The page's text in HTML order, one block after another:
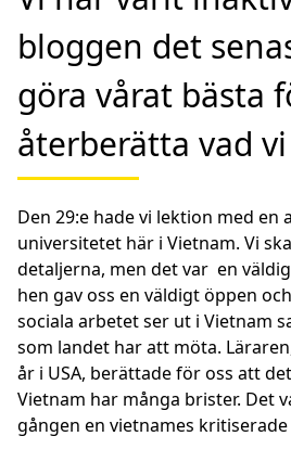
bloggen det
göra vårat bästa
återberätta vad
Den 29:e hade vi lektion med en
universitetet här i Vietnam. Vi
detaljerna, men det var en
hen gav oss en väldigt öppen
sociala arbetet ser ut i Vietnam
som landet har att möta.
år i USA, berättade för oss att
Vietnam har många brister. Det
gången en vietnames